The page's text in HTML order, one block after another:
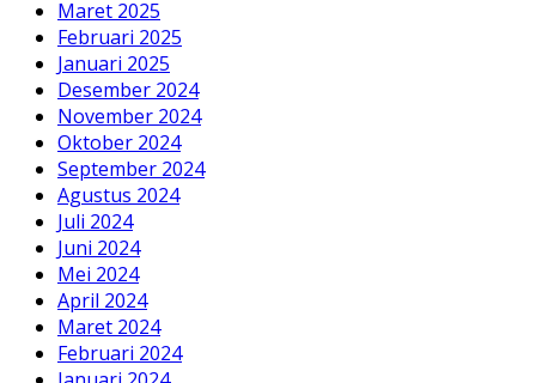
Maret 2025
Februari 2025
Januari 2025
Desember 2024
November 2024
Oktober 2024
September 2024
Agustus 2024
Juli 2024
Juni 2024
Mei 2024
April 2024
Maret 2024
Februari 2024